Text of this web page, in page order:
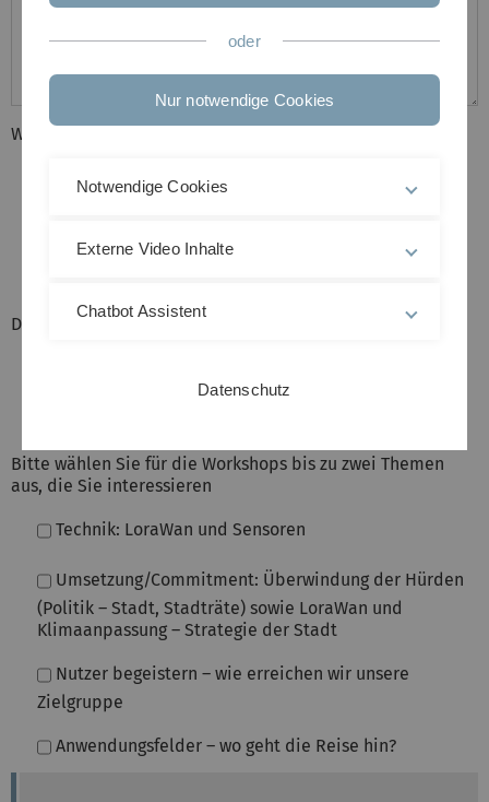
Wieviele Personen werden anreisen?
Dürfen Ihre Namen auf der Teilnehmerliste erscheinen?
Bitte wählen Sie für die Workshops bis zu zwei Themen
aus, die Sie interessieren
Technik: LoraWan und Sensoren
(Politik – Stadt, Stadträte) sowie LoraWan und
Klimaanpassung – Strategie der Stadt
Zielgruppe
Anwendungsfelder – wo geht die Reise hin?
oder
Nur notwendige Cookies
Notwendige Cookies
Externe Video Inhalte
Chatbot Assistent
Datenschutz